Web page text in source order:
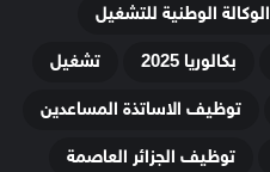
الوكالة الوطنية للتشغيل
بكالوريا 2025
تشغيل
توظيف الاساتذة المساعدين
توظيف الجزائر العاصمة